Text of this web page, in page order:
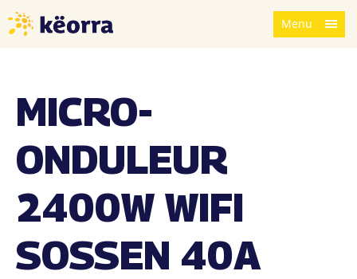
Menu
MICRO-
ONDULEUR
2400W WIFI
SOSSEN 40A